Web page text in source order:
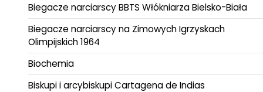
Biegacze narciarscy BBTS Włókniarza Bielsko-Biała
Biegacze narciarscy na Zimowych Igrzyskach
Olimpijskich 1964
Biochemia
Biskupi i arcybiskupi Cartagena de Indias